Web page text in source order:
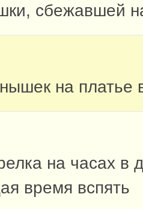
сбежавшей
на платье
на часах в
время вспять